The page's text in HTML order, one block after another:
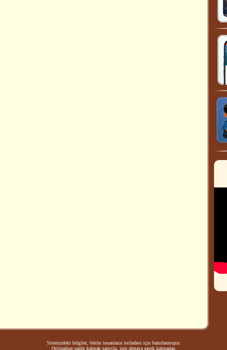
Sitemizdeki bilgiler, bütün insanların istifadesi için hazırlanmıştır.
Orijinaline sadık kalmak şartıyla, izin almaya gerek kalmadan,